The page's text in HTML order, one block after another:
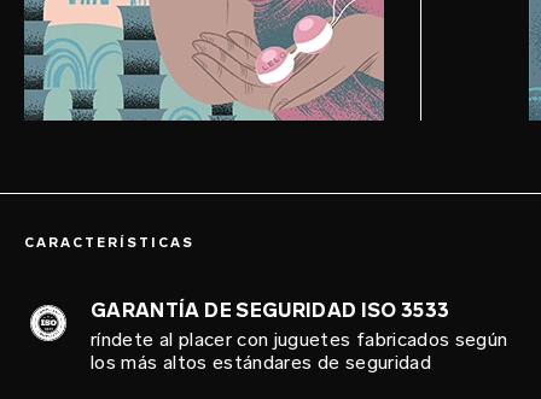
CARACTERÍSTICAS
GARANTÍA DE SEGURIDAD ISO 3533
ríndete al placer con juguetes fabricados según
los más altos estándares de seguridad